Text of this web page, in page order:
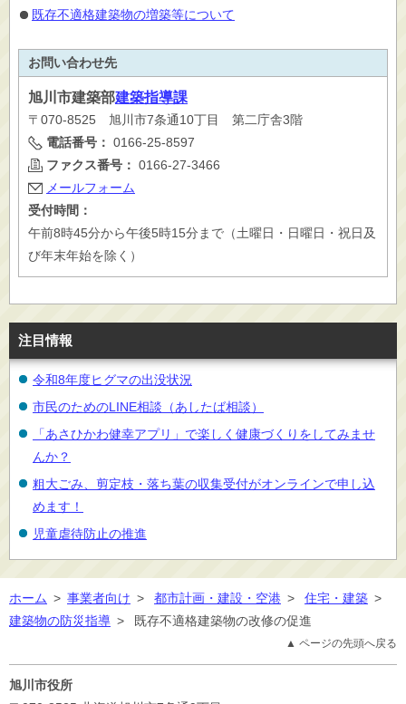
既存不適格建築物の増築等について
お問い合わせ先
旭川市建築部建築指導課
〒070-8525 旭川市7条通10丁目 第二庁舎3階
電話番号： 0166-25-8597
ファクス番号： 0166-27-3466
メールフォーム
受付時間：
午前8時45分から午後5時15分まで（土曜日・日曜日・祝日及
び年末年始を除く）
注目情報
令和8年度ヒグマの出没状況
市民のためのLINE相談（あしたば相談）
「あさひかわ健幸アプリ」で楽しく健康づくりをしてみませ
んか？
粗大ごみ、剪定枝・落ち葉の収集受付がオンラインで申し込
めます！
児童虐待防止の推進
ホーム > 事業者向け > 都市計画・建設・空港 > 住宅・建築 >
建築物の防災指導 > 既存不適格建築物の改修の促進
▲ ページの先頭へ戻る
旭川市役所